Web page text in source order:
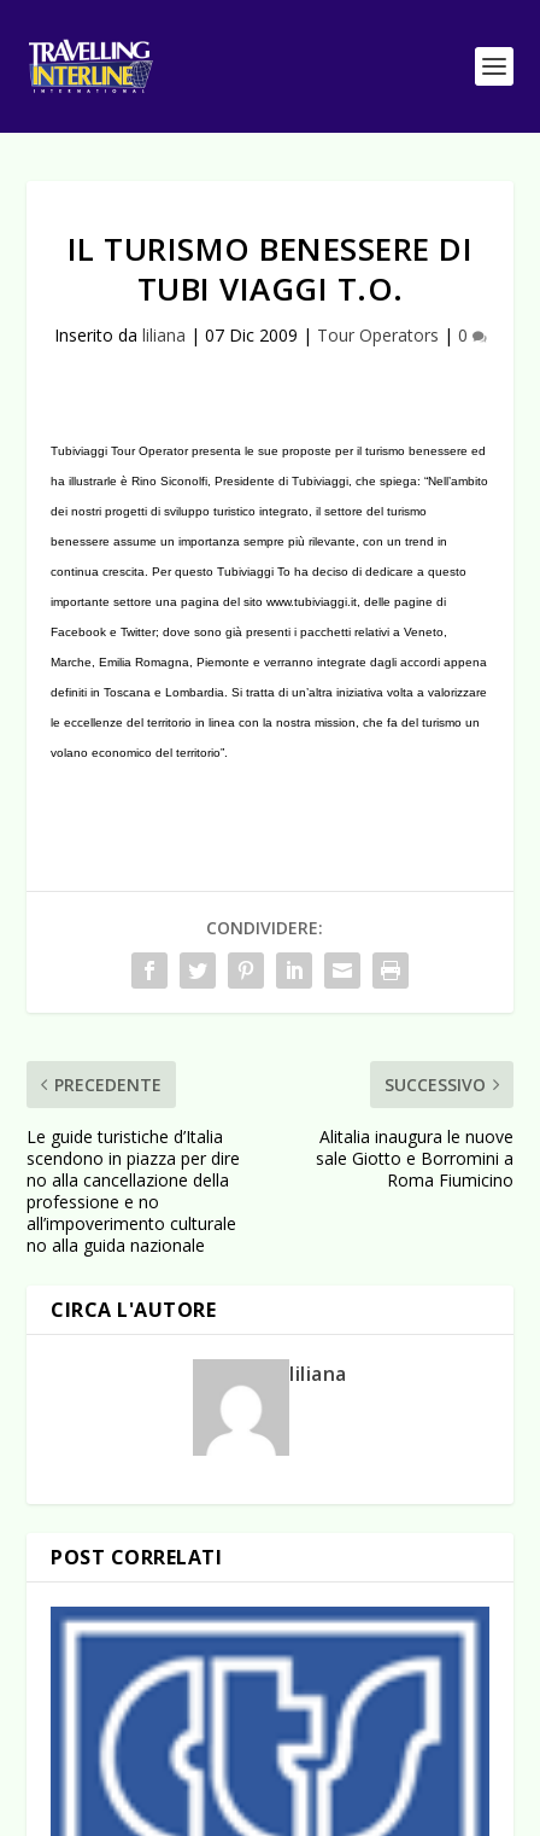
IL TURISMO BENESSERE DI
TUBI VIAGGI T.O.
Inserito da liliana | 07 Dic 2009 | Tour Operators | 0
Tubiviaggi Tour Operator presenta le sue proposte per il turismo benessere ed
ha illustrarle è Rino Siconolfi, Presidente di Tubiviaggi, che spiega: “Nell’ambito
dei nostri progetti di sviluppo turistico integrato, il settore del turismo
benessere assume un importanza sempre più rilevante, con un trend in
continua crescita.Per questo Tubiviaggi To ha deciso di dedicare a questo
importante settore una pagina del sitowww.tubiviaggi.it , delle pagine di
Facebook e Twitter; dove sono già presenti i pacchetti relativi a Veneto,
Marche, Emilia Romagna, Piemonte e verranno integrate dagli accordi appena
definiti in Toscana e Lombardia. Si tratta di un’altra iniziativa volta a valorizzare
le eccellenze del territorio in linea con la nostra mission, che fa del turismo un
volano economico del territorio”.
CONDIVIDERE:
PRECEDENTE
Le guide turistiche d’Italia
scendono in piazza per dire
no alla cancellazione della
professione e no
all’impoverimento culturale
no alla guida nazionale
SUCCESSIVO
Alitalia inaugura le nuove
sale Giotto e Borromini a
Roma Fiumicino
CIRCA L'AUTORE
liliana
POST CORRELATI